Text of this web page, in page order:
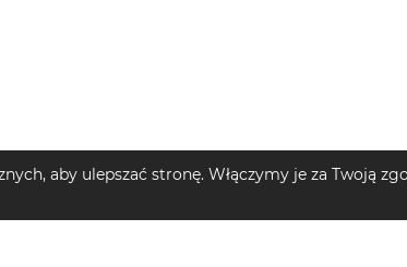
aby ulepszać stronę. Włączymy je za Twoją